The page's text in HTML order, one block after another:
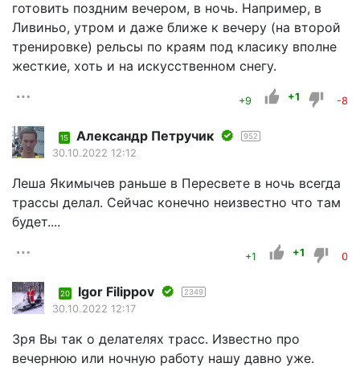
готовить поздним вечером, в ночь. Например, в
Ливиньо, утром и даже ближе к вечеру (на второй
тренировке) рельсы по краям под класику вполне
жесткие, хоть и на искусственном снегу.
+9 +1 -8
15 Александр Петручик 952
30.10.2022 12:12
Леша Якимычев раньше в Пересвете в ночь всегда
трассы делал. Сейчас конечно неизвестно что там
будет....
+1 +1 0
20 Igor Filippov 2349
30.10.2022 12:17
Зря Вы так о делателях трасс. Известно про
вечернюю или ночную работу нашу давно уже.